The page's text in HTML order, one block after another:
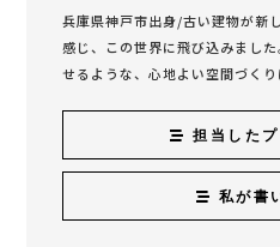
兵庫県神戸市出身/古い建物が新
感じ、この世界に飛び込みまし
せるような、心地よい空間づく
担当した
私が書